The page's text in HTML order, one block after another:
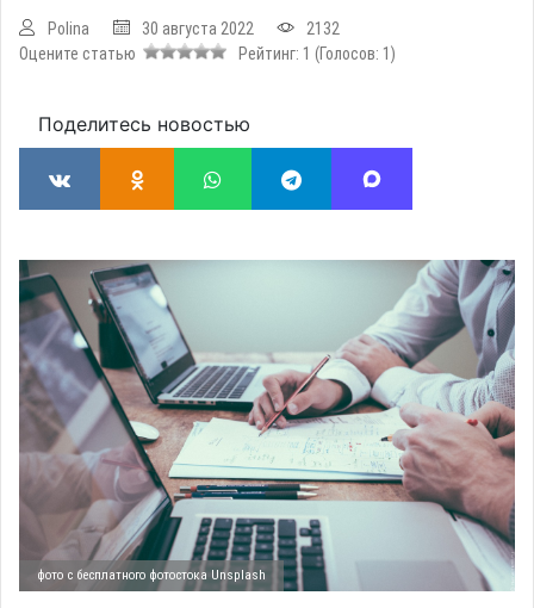
Polina 30 августа 2022
2132
Оцените статью
Рейтинг: 1 (Голосов: 1 )
Поделитесь новостью
фото с бесплатного фотостока Unsplash